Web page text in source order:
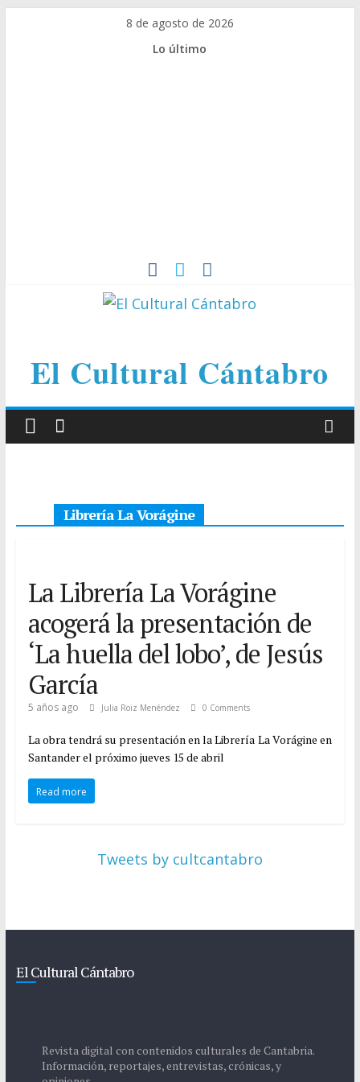
8 de agosto de 2026
Lo último
El Cultural Cántabro
Librería La Vorágine
La Librería La Vorágine
acogerá la presentación de
‘La huella del lobo’, de Jesús
García
5 años ago Julia Roiz Menéndez 0 Comments
La obra tendrá su presentación en la Librería La Vorágine en
Santander el próximo jueves 15 de abril
Read more
Tweets by cultcantabro
El Cultural Cántabro
Revista digital con contenidos culturales de Cantabria.
Información, reportajes, entrevistas, crónicas, y